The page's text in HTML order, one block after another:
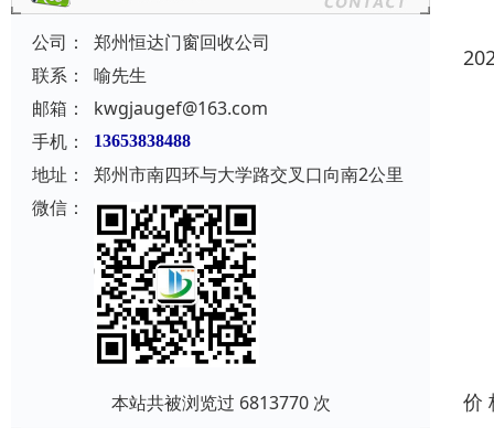
公司：
郑州恒达门窗回收公司
联系：
喻先生
邮箱：
kwgjaugef@163.com
手机：
13653838488
地址：
郑州市南四环与大学路交叉口向南2公里
微信：
本站共被浏览过 6813770 次 价